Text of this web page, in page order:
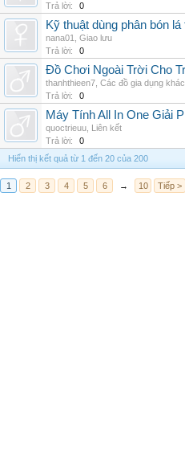
Trả lời:
0
Kỹ thuật dùng phân bón
nana01
Giao lưu
Trả lời:
0
Đồ Chơi Ngoài Trời Cho
thanhthieen7 Các đồ gia dụng khác
Trả lời:
0
Máy Tính All In One Giải
quoctrieuu Liên kết
Trả lời:
0
Hiển thị kết quả từ 1 đến 20 của 200
1 2 3 4 5 6 → 10 Tiếp >